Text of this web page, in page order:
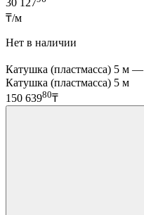
30 127
₸/м
Нет в наличии
Катушка (пластмасса) 5 м —
Катушка (пластмасса) 5 м
150 63980₸